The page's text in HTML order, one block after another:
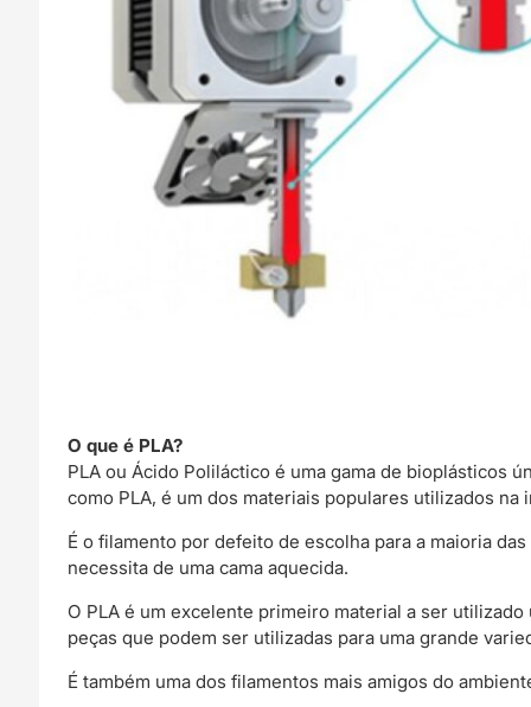
O que é PLA?
PLA ou Ácido Poliláctico é uma gama de bioplásticos
como PLA, é um dos materiais populares utilizados na
É o filamento por defeito de escolha para a maioria
necessita de uma cama aquecida.
O PLA é um excelente primeiro material a ser
peças que podem ser utilizadas para uma grande
É também uma dos filamentos mais amigos do